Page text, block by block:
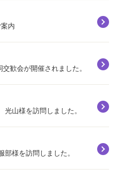
内
歓会が開催されました。
山様を訪問しました。
様を訪問しました。